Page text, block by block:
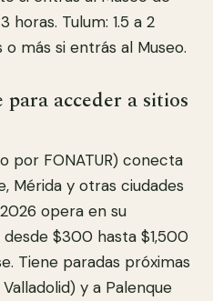
horas. Tulum: 1.5 a 2
más si entrás al Museo.
acceder a sitios
por FONATUR) conecta
Mérida y otras ciudades
opera en su
$300 hasta $1,500
Tiene paradas próximas
y a Palenque